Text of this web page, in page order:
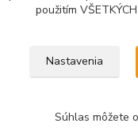
použitím
Nastavenia
Súhlas môžete